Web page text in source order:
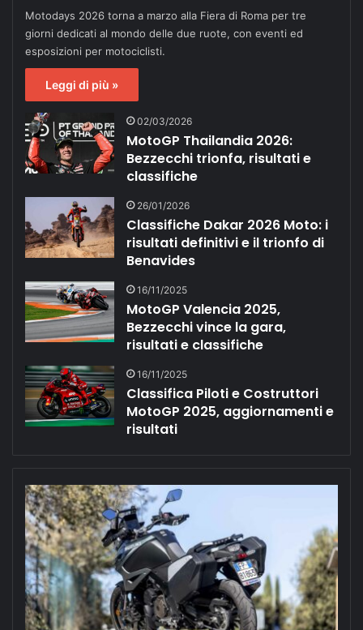
Motodays 2026 torna a marzo alla Fiera di Roma per tre
giorni dedicati al mondo delle due ruote, con eventi ed
esposizioni per motociclisti.
Leggi di più »
02/03/2026
MotoGP Thailandia 2026:
Bezzecchi trionfa, risultati e
classifiche
26/01/2026
Classifiche Dakar 2026 Moto: i
risultati definitivi e il trionfo di
Benavides
16/11/2025
MotoGP Valencia 2025,
Bezzecchi vince la gara,
risultati e classifiche
16/11/2025
Classifica Piloti e Costruttori
MotoGP 2025, aggiornamenti e
risultati